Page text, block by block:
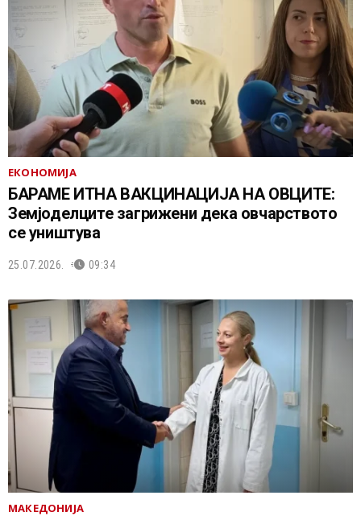
ЕКОНОМИЈА
БАРАМЕ ИТНА ВАКЦИНАЦИЈА НА ОВЦИТЕ:
Земјоделците загрижени дека овчарството
се уништува
25.07.2026. 09:34
МАКЕДОНИЈА